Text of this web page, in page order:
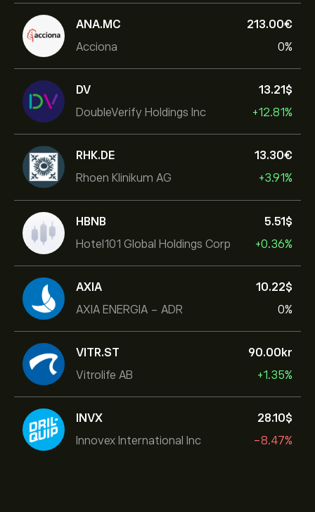
ANA.MC
Acciona
213.00‎€‎
0%
DV
DoubleVerify Holdings Inc
13.21‎$‎
+12.81%
RHK.DE
Rhoen Klinikum AG
13.30‎€‎
+3.91%
HBNB
Hotel101 Global Holdings Corp
5.51‎$‎
+0.36%
AXIA
AXIA ENERGIA - ADR
10.22‎$‎
0%
VITR.ST
Vitrolife AB
90.00‎kr‎
+1.35%
INVX
Innovex International Inc
28.10‎$‎
-8.47%